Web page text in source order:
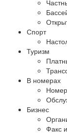
Спорт
Туризм
В номерах
Бизнес
Факс